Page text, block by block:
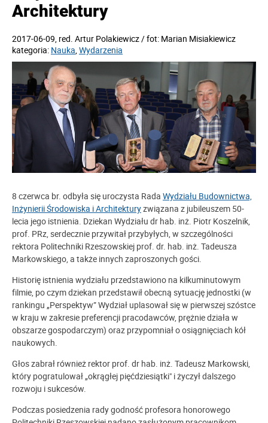
Architektury
2017-06-09, red. Artur Polakiewicz / fot: Marian Misiakiewicz
kategoria: Nauka,Wydarzenia
8 czerwca br. odbyła się uroczysta Rada Wydziału Budownictwa,
Inżynierii Środowiska i Architekturyzwiązana z jubileuszem 50-
lecia jego istnienia. Dziekan Wydziału dr hab. inż. Piotr Koszelnik,
prof. PRz, serdecznie przywitał przybyłych, w szczególności
rektora Politechniki Rzeszowskiej prof. dr. hab. inż. Tadeusza
Markowskiego, a także innych zaproszonych gości.
Historię istnienia wydziału przedstawiono na kilkuminutowym
filmie, po czym dziekan przedstawił obecną sytuację jednostki (w
rankingu „Perspektyw” Wydział uplasował się w pierwszej szóstce
w kraju w zakresie preferencji pracodawców, prężnie działa w
obszarze gospodarczym) oraz przypomniał o osiągnięciach kół
naukowych.
Głos zabrał również rektor prof. dr hab. inż. Tadeusz Markowski,
który pogratulował „okrągłej pięćdziesiątki" i życzył dalszego
rozwoju i sukcesów.
Podczas posiedzenia rady godność profesora honorowego